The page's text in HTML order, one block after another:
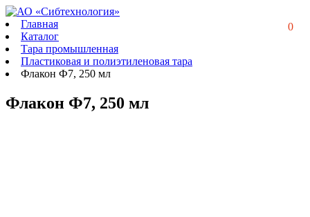
0
Главная
Каталог
Тара промышленная
Пластиковая и полиэтиленовая тара
Флакон Ф7, 250 мл
Флакон Ф7, 250 мл